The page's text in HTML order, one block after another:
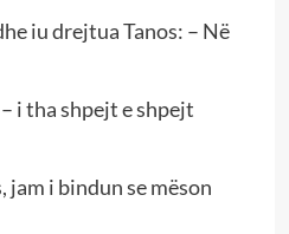
iu drejtua Tanos: – Në
i tha shpejt e shpejt
jam i bindun se mëson